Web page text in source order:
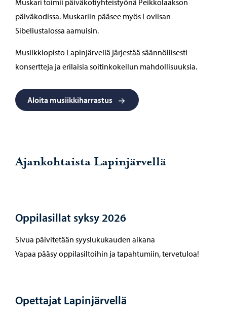
päiväkodissa. Muskariin pääsee myös Loviisan
Sibeliustalossa aamuisin.
Musiikkiopisto Lapinjärvellä järjestää säännöllisesti
konsertteja ja erilaisia soitinkokeilun mahdollisuuksia.
Aloita musiikkiharrastus
Ajankohtaista Lapinjärvellä
Oppilasillat syksy 2026
Sivua päivitetään syyslukukauden aikana
Vapaa pääsy oppilasiltoihin ja tapahtumiin, tervetuloa!
Opettajat Lapinjärvellä